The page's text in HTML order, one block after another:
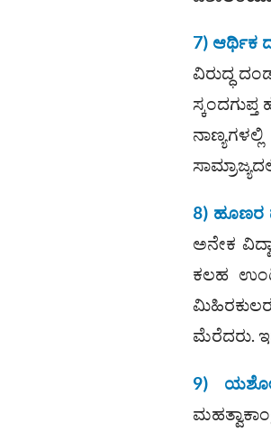
7) ಆರ್ಥಿಕ
ವಿರುದ್ಧ
8) ಹೂಣರ
ಅನೇಕ
ಕಲಹ
ಮೆರೆದರು.
9)